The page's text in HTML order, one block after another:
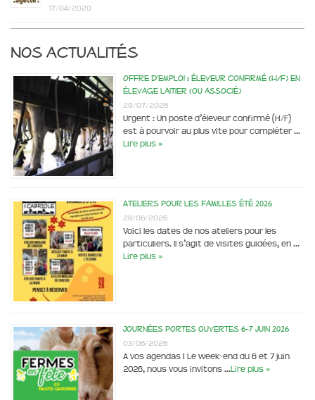
17/04/2020
Nos actualités
Offre d’emploi : éleveur confirmé (H/F) en
élevage laitier (ou associé)
29/07/2026
Urgent : Un poste d’éleveur confirmé (H/F)
est à pourvoir au plus vite pour compléter …
Lire plus »
Ateliers pour les familles été 2026
28/06/2026
Voici les dates de nos ateliers pour les
particuliers. Il s’agit de visites guidées, en …
Lire plus »
Journées portes ouvertes 6-7 juin 2026
03/06/2026
A vos agendas ! Le week-end du 6 et 7 juin
2026, nous vous invitons …Lire plus »